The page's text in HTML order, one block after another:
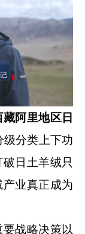
阿里地区日
级分类上下功
日土羊绒只
业真正成为
战略决策以